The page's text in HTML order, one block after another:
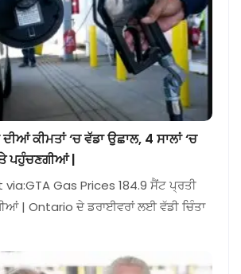
ਕੀਮਤਾਂ ‘ਚ ਵੱਡਾ ਉਛਾਲ, 4 ਸਾਲਾਂ ‘ਚ
ਪਹੁੰਚਣਗੀਆਂ |
Gas Prices 184.9 ਸੈਂਟ ਪ੍ਰਤੀ
| Ontario ਦੇ ਡਰਾਈਵਰਾਂ ਲਈ ਵੱਡੀ ਚਿੰਤਾ